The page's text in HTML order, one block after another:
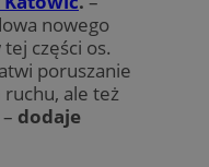
nowego
części os.
poruszanie
ale też
dodaje